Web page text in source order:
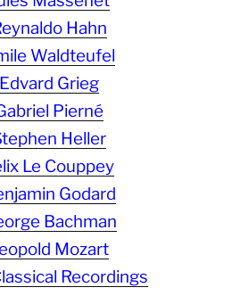
Hahn
Waldteufel
Edvard Grieg
Pierné
Heller
Le Couppey
Godard
Bachman
Mozart
Recordings